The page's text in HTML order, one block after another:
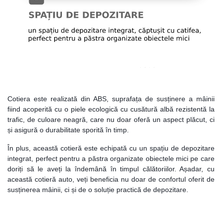
Cotiera este realizată din ABS, suprafața de susținere a mâinii
fiind acoperită cu o piele ecologică cu cusătură albă rezistentă la
trafic, de culoare neagră, care nu doar oferă un aspect plăcut, ci
și asigură o durabilitate sporită în timp.
În plus, această cotieră este echipată cu un spațiu de depozitare
integrat, perfect pentru a păstra organizate obiectele mici pe care
doriți să le aveți la îndemână în timpul călătoriilor. Așadar, cu
această cotieră auto, veți beneficia nu doar de confortul oferit de
susținerea mâinii, ci și de o soluție practică de depozitare.